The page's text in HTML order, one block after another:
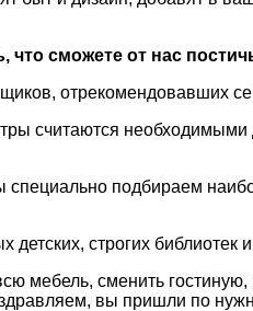
что сможете от нас
отрекомендовавших
считаются необходимыми
подбираем
строгих библиотек и
мебель, сменить
вы пришли по